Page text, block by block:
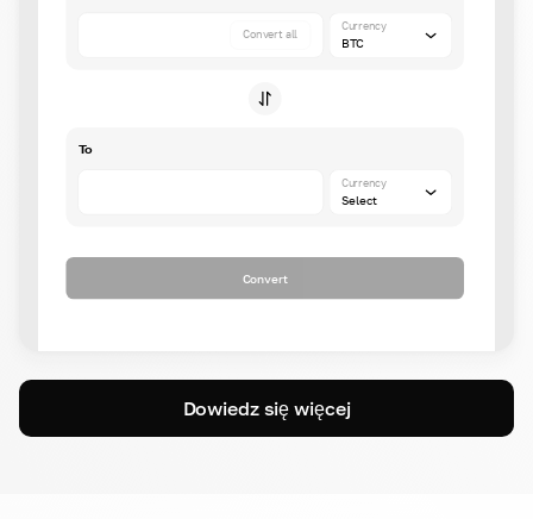
Convert all
Currency
BTC
To
Currency
Select
Convert
Dowiedz się więcej